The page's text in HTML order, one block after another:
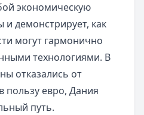
экономическую
и демонстрирует, как
могут гармонично
технологиями. В
отказались от
пользу евро, Дания
путь.